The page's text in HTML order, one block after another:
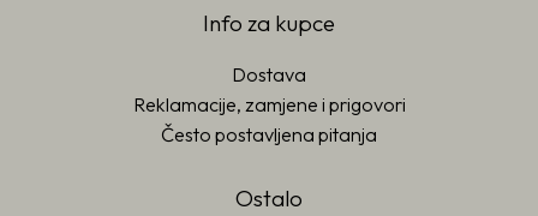
Info za kupce
Dostava
Reklamacije, zamjene i prigovori
Često postavljena pitanja
Ostalo